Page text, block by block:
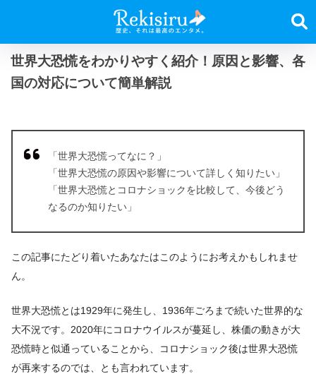
世界大恐慌をわかりやすく紹介！原因と影響、各
国の対応について簡単解説
「世界大恐慌ってなに？」
「世界大恐慌の原因や影響について詳しく知りたい」
「世界大恐慌とコロナショックを比較して、今後どう
なるのか知りたい」
この記事にたどり着いたあなたはこのようにお考えかもしれませ
ん。
世界大恐慌とは1929年に発生し、1936年ごろまで続いた世界的な
大不況です。2020年にコロナウイルスが蔓延し、株価の動きが大
恐慌時と似通っていることから、コロナショック後は世界大恐慌
が再来するのでは、とも言われています。